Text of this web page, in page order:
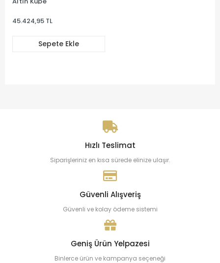
45.424,95 TL
Sepete Ekle
Hızlı Teslimat
Siparişleriniz en kısa sürede elinize ulaşır.
Güvenli Alışveriş
Güvenli ve kolay ödeme sistemi
Geniş Ürün Yelpazesi
Binlerce ürün ve kampanya seçeneği